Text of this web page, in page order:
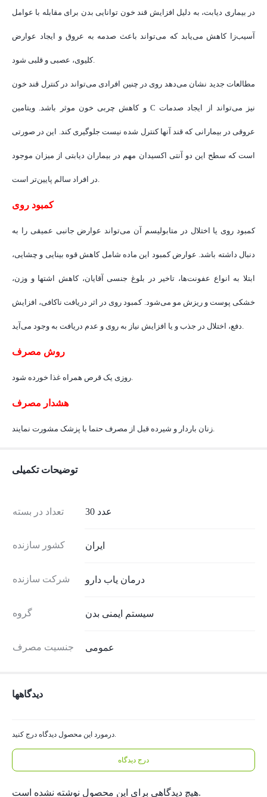
در بیماری دیابت، به دلیل افزایش قند خون توانایی بدن برای مقابله با عوامل
آسیب‌زا کاهش می‌یابد که می‌تواند باعث صدمه به عروق و ایجاد عوارض
کلیوی، عصبی و قلبی شود.
مطالعات جدید نشان می‌دهد روی در چنین افرادی می‌تواند در کنترل قند خون
و کاهش چربی خون موثر باشد. ویتامین C نیز می‌تواند از ایجاد صدمات
عروقی در بیمارانی که قند آنها کنترل شده نیست جلوگیری کند. این در صورتی
است که سطح این دو آنتی اکسیدان مهم در بیماران دیابتی از میزان موجود
در افراد سالم پایین‌تر است.
کمبود روی
کمبود روی یا اختلال در متابولیسم آن می‌تواند عوارض جانبی عمیقی را به
دنبال داشته باشد. عوارض کمبود این ماده شامل کاهش قوه بینایی و چشایی،
ابتلا به انواع عفونت‌ها، تاخیر در بلوغ جنسی آقایان، کاهش اشتها و وزن،
خشکی پوست و ریزش مو می‌شود. کمبود روی در اثر دریافت ناکافی، افزایش
دفع، اختلال در جذب و یا افزایش نیاز به روی و عدم دریافت به وجود می‌آید.
روش مصرف
روزی یک قرص همراه غذا خورده شود.
هشدار مصرف
زنان باردار و شیرده قبل از مصرف حتما با پزشک مشورت نمایند.
توضیحات تکمیلی
تعداد در بسته 30 عدد
کشور سازنده ایران
شرکت سازنده درمان یاب دارو
گروه سیستم ایمنی بدن
جنسیت مصرف عمومی
دیدگاهها
درمورد این محصول دیدگاه درج کنید.
درج دیدگاه
هیچ دیدگاهی برای این محصول نوشته نشده است.